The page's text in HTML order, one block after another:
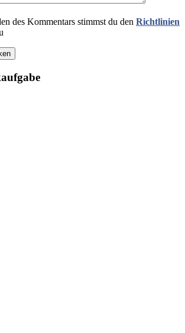
des Kommentars stimmst du den Richtlinien